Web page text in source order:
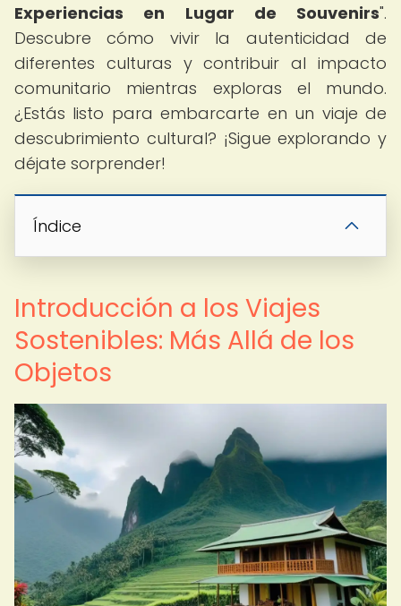
Experiencias en Lugar de Souvenirs".
Descubre cómo vivir la autenticidad de
diferentes culturas y contribuir al impacto
comunitario mientras exploras el mundo.
¿Estás listo para embarcarte en un viaje de
descubrimiento cultural? ¡Sigue explorando y
déjate sorprender!
Índice
Introducción a los Viajes
Sostenibles: Más Allá de los
Objetos